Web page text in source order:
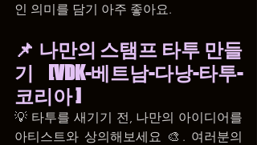
인 의미를 담기 아주 좋아요.
📌 나만의 스탬프 타투 만들
기 [VDK-베트남-다낭-타투-
코리아 ]
💡 타투를 새기기 전, 나만의 아이디어를
아티스트와 상의해보세요 🎨. 여러분의